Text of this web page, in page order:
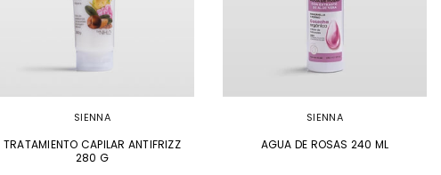
SIENNA
TRATAMIENTO CAPILAR ANTIFRIZZ
280 G
SIENNA
AGUA DE ROSAS 240 ML